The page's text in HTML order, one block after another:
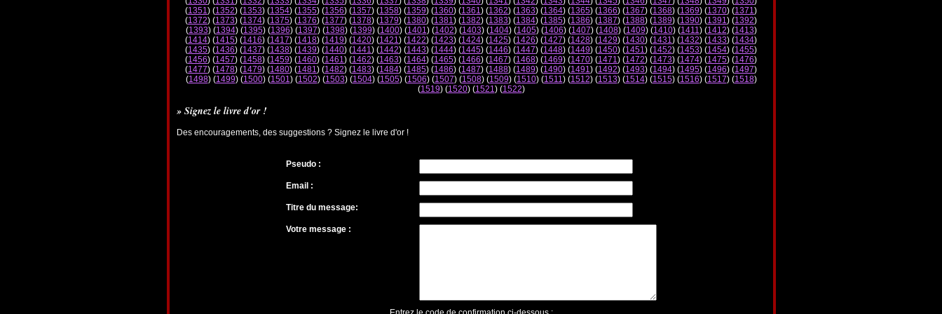
(1351) (1352) (1353) (1354) (1355) (1356) (1357) (1358) (1359) (1360) (1361) (1362) (1363) (1364) (1365) (1366) (1367) (1368) (1369) (1370) (1371)
(1372) (1373) (1374) (1375) (1376) (1377) (1378) (1379) (1380) (1381) (1382) (1383) (1384) (1385) (1386) (1387) (1388) (1389) (1390) (1391) (1392)
(1393) (1394) (1395) (1396) (1397) (1398) (1399) (1400) (1401) (1402) (1403) (1404) (1405) (1406) (1407) (1408) (1409) (1410) (1411) (1412) (1413)
(1414) (1415) (1416) (1417) (1418) (1419) (1420) (1421) (1422) (1423) (1424) (1425) (1426) (1427) (1428) (1429) (1430) (1431) (1432) (1433) (1434)
(1435) (1436) (1437) (1438) (1439) (1440) (1441) (1442) (1443) (1444) (1445) (1446) (1447) (1448) (1449) (1450) (1451) (1452) (1453) (1454) (1455)
(1456) (1457) (1458) (1459) (1460) (1461) (1462) (1463) (1464) (1465) (1466) (1467) (1468) (1469) (1470) (1471) (1472) (1473) (1474) (1475) (1476)
(1477) (1478) (1479) (1480) (1481) (1482) (1483) (1484) (1485) (1486) (1487) (1488) (1489) (1490) (1491) (1492) (1493) (1494) (1495) (1496) (1497)
(1498) (1499) (1500) (1501) (1502) (1503) (1504) (1505) (1506) (1507) (1508) (1509) (1510) (1511) (1512) (1513) (1514) (1515) (1516) (1517) (1518)
(1519) (1520) (1521) (1522)
» Signez le livre d'or !
Des encouragements, des suggestions ? Signez le livre d'or !
Pseudo :
Email :
Titre du message:
Votre message :